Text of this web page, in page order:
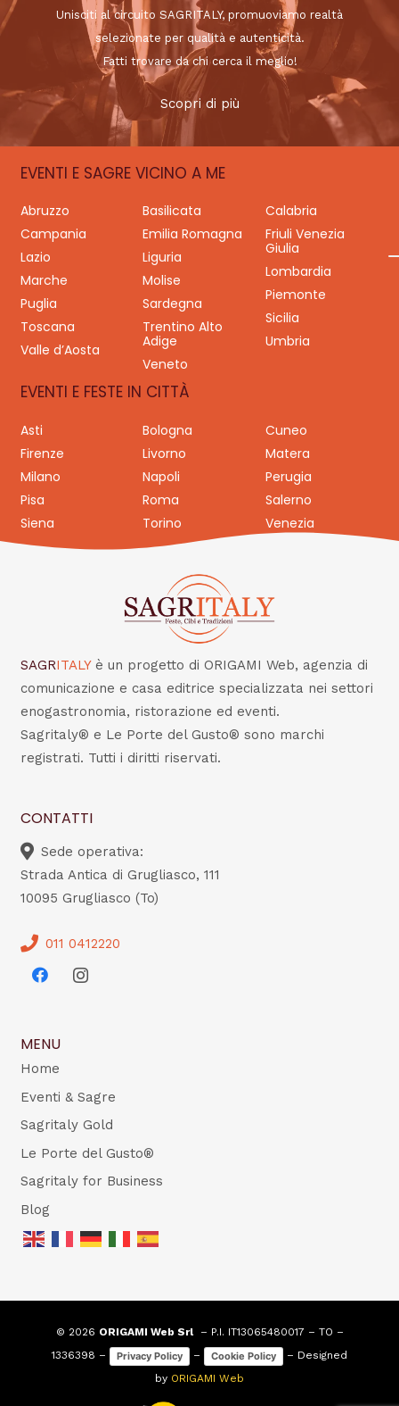
Unisciti al circuito SAGRITALY, promuoviamo realtà
selezionate per qualità e autenticità.
Fatti trovare da chi cerca il meglio!
Scopri di più
EVENTI E SAGRE VICINO A ME
Abruzzo Basilicata
Calabria
Campania
Emilia Romagna
Friuli Venezia
Giulia
Lazio
Liguria
Lombardia
Marche
Molise
Piemonte
Puglia
Sardegna
Sicilia
Toscana
Trentino Alto
Adige
Umbria
Valle d’Aosta
Veneto
EVENTI E FESTE IN CITTÀ
Asti Bologna
Cuneo
Firenze
Livorno
Matera
Milano
Napoli
Perugia
Pisa
Roma
Salerno
Siena
Torino Venezia
SAGRITALY è un progetto di ORIGAMI Web, agenzia di
comunicazione e casa editrice specializzata nei settori
enogastronomia, ristorazione ed eventi.
Sagritaly® e Le Porte del Gusto® sono marchi
registrati. Tutti i diritti riservati.
CONTATTI
Sede operativa:
Strada Antica di Grugliasco, 111
10095 Grugliasco (To)
011 0412220
MENU
Home
Eventi & Sagre
Sagritaly Gold
Le Porte del Gusto®
Sagritaly for Business
Blog
© 2026 ORIGAMI Web Srl– P.I. IT13065480017 – TO –
1336398 –
Privacy Policy – Cookie Policy
– Designed
by ORIGAMI Web